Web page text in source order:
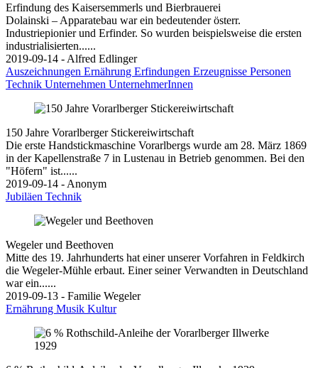
Erfindung des Kaisersemmerls und Bierbrauerei
Dolainski – Apparatebau war ein bedeutender österr.
Industriepionier und Erfinder. So wurden beispielsweise die ersten
industrialisierten......
2019-09-14 - Alfred Edlinger
Auszeichnungen Ernährung Erfindungen Erzeugnisse Personen
Technik Unternehmen UnternehmerInnen
150 Jahre Vorarlberger Stickereiwirtschaft
Die erste Handstickmaschine Vorarlbergs wurde am 28. März 1869
in der Kapellenstraße 7 in Lustenau in Betrieb genommen. Bei den
"Höfern" ist......
2019-09-14 - Anonym
Jubiläen Technik
Wegeler und Beethoven
Mitte des 19. Jahrhunderts hat einer unserer Vorfahren in Feldkirch
die Wegeler-Mühle erbaut. Einer seiner Verwandten in Deutschland
war ein......
2019-09-13 - Familie Wegeler
Ernährung Musik Kultur